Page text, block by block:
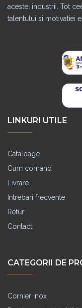
acestei industrii. Tot
talentului si motivatiei
LINKURI UTILE
Cataloage
Cum comand
Livrare
Intrebari frecvente
Retur
Contact
CATEGORII DE
Cornier inox